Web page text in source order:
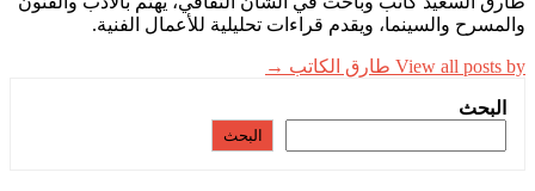
والمسرح والسينما، ويقدم قراءات تحليلية للأعمال الفنية.
View all posts by طارق الكاتب →
البحث
البحث